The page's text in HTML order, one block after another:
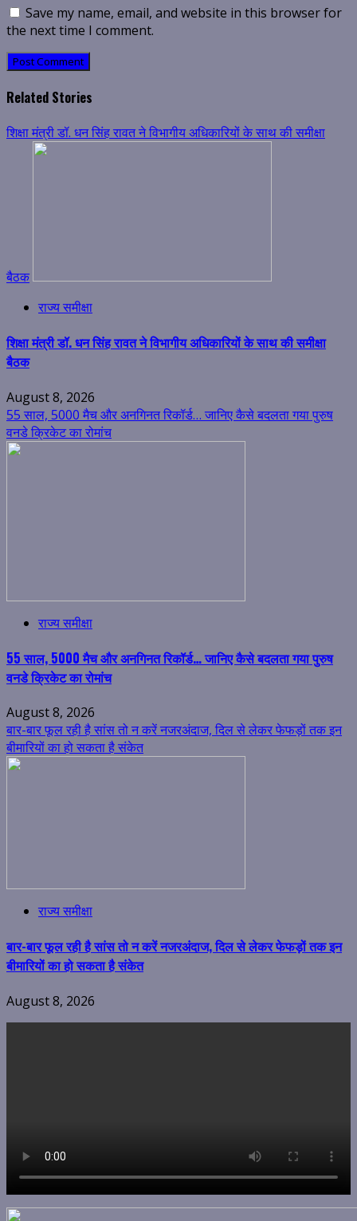
Save my name, email, and website in this browser for
the next time I comment.
Related Stories
शिक्षा मंत्री डॉ. धन सिंह रावत ने विभागीय अधिकारियों के साथ की समीक्षा
बैठक
राज्य समीक्षा
शिक्षा मंत्री डॉ. धन सिंह रावत ने विभागीय अधिकारियों के साथ की समीक्षा
बैठक
August 8, 2026
55 साल, 5000 मैच और अनगिनत रिकॉर्ड… जानिए कैसे बदलता गया पुरुष
वनडे क्रिकेट का रोमांच
राज्य समीक्षा
55 साल, 5000 मैच और अनगिनत रिकॉर्ड… जानिए कैसे बदलता गया पुरुष
वनडे क्रिकेट का रोमांच
August 8, 2026
बार-बार फूल रही है सांस तो न करें नजरअंदाज, दिल से लेकर फेफड़ों तक इन
बीमारियों का हो सकता है संकेत
राज्य समीक्षा
बार-बार फूल रही है सांस तो न करें नजरअंदाज, दिल से लेकर फेफड़ों तक इन
बीमारियों का हो सकता है संकेत
August 8, 2026